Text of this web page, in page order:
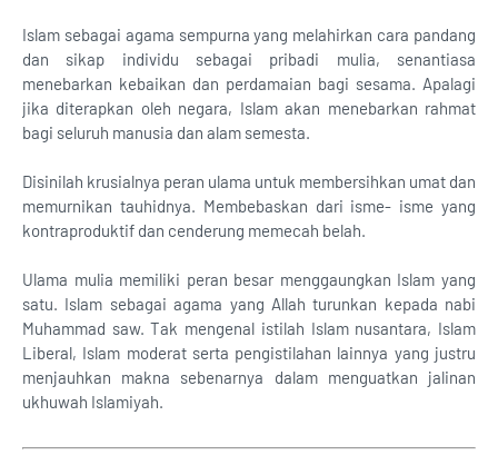
Islam sebagai agama sempurna yang melahirkan cara pandang
dan sikap individu sebagai pribadi mulia, senantiasa
menebarkan kebaikan dan perdamaian bagi sesama. Apalagi
jika diterapkan oleh negara, Islam akan menebarkan rahmat
bagi seluruh manusia dan alam semesta.
Disinilah krusialnya peran ulama untuk membersihkan umat dan
memurnikan tauhidnya. Membebaskan dari isme- isme yang
kontraproduktif dan cenderung memecah belah.
Ulama mulia memiliki peran besar menggaungkan Islam yang
satu. Islam sebagai agama yang Allah turunkan kepada nabi
Muhammad saw. Tak mengenal istilah Islam nusantara, Islam
Liberal, Islam moderat serta pengistilahan lainnya yang justru
menjauhkan makna sebenarnya dalam menguatkan jalinan
ukhuwah Islamiyah.